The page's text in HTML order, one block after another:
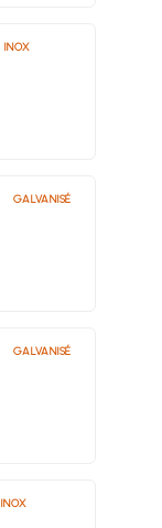
INOX
GALVANISÉ
GALVANISÉ
INOX